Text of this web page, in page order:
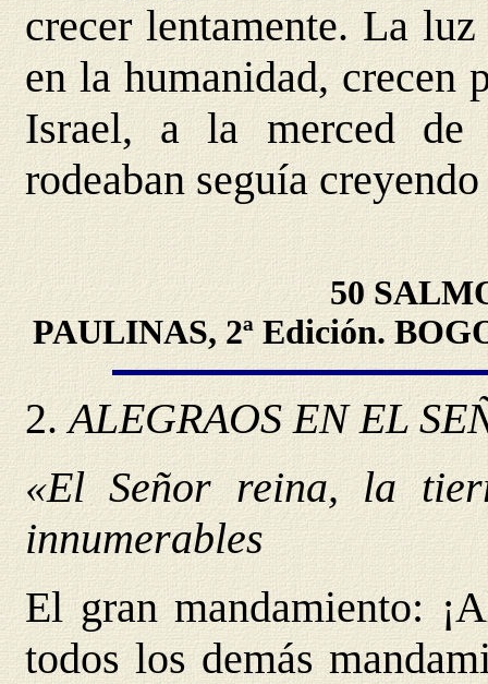
crecer lentamente. La
en la humanidad, crecen
Israel, a la merced de
rodeaban seguía
50
PAULINAS, 2ª Edición.
2.ALEGRAOS EN EL
«El Señor reina, la
innumerables
El gran mandamiento:
todos los demás